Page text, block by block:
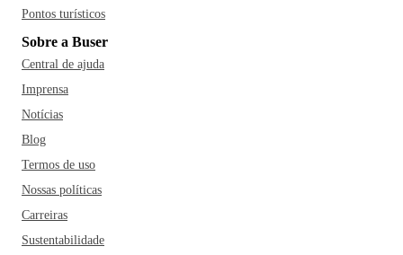
Pontos turísticos
Sobre a Buser
Central de ajuda
Imprensa
Notícias
Blog
Termos de uso
Nossas políticas
Carreiras
Sustentabilidade